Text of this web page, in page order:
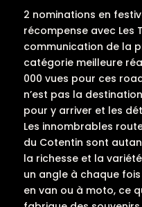
2 nominations en
récompense avec Les
communication de la
catégorie meilleure
000 vues pour ces
n’est pas la
pour y arriver et les
Les innombrables
du Cotentin sont
la richesse et la
un angle à chaque
en van ou à moto, ce